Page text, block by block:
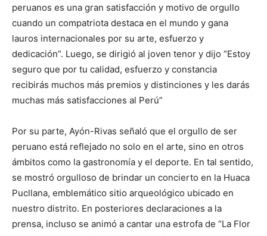
peruanos es una gran satisfacción y motivo de orgullo
cuando un compatriota destaca en el mundo y gana
lauros internacionales por su arte, esfuerzo y
dedicación”. Luego, se dirigió al joven tenor y dijo “Estoy
seguro que por tu calidad, esfuerzo y constancia
recibirás muchos más premios y distinciones y les darás
muchas más satisfacciones al Perú”
Por su parte, Ayón-Rivas señaló que el orgullo de ser
peruano está reflejado no solo en el arte, sino en otros
ámbitos como la gastronomía y el deporte. En tal sentido,
se mostró orgulloso de brindar un concierto en la Huaca
Pucllana, emblemático sitio arqueológico ubicado en
nuestro distrito. En posteriores declaraciones a la
prensa, incluso se animó a cantar una estrofa de “La Flor